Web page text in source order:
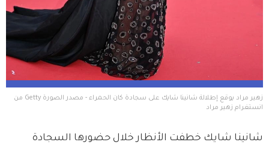
زهير مراد يوقع إطلالة شانينا شايك على سجادة كان الحمراء - مصدر الصورة Getty من
انستغرام زهير مراد
شانينا شايك خطفت الأنظار خلال حضورها السجادة